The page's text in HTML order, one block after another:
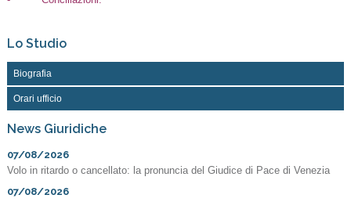
Lo Studio
Biografia
Orari ufficio
News Giuridiche
07/08/2026
Volo in ritardo o cancellato: la pronuncia del Giudice di Pace di Venezia
07/08/2026